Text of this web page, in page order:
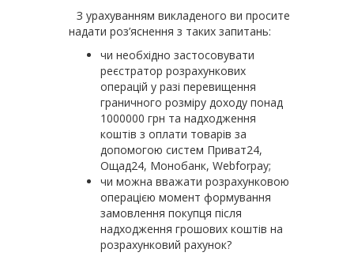
З урахуванням викладеного ви просите
надати роз’яснення з таких запитань:
чи необхідно застосовувати
реєстратор розрахункових
операцій у разі перевищення
граничного розміру доходу понад
1000000 грн та надходження
коштів з оплати товарів за
допомогою систем Приват24,
Ощад24, Монобанк, Webforpay;
чи можна вважати розрахунковою
операцією момент формування
замовлення покупця після
надходження грошових коштів на
розрахунковий рахунок?